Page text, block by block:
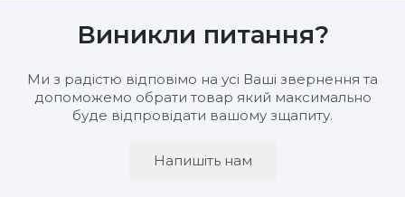
Виникли питання?
Ми з радістю відповімо на усі Ваші звернення та
допоможемо обрати товар який максимально
буде відпровідати вашому зщапиту.
Напишіть нам